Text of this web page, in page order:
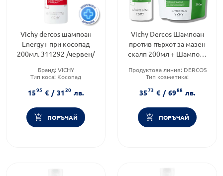
Vichy dercos шампоан
Energy+ при косопад
200мл. 311292 /червен/
Бранд: VICHY
Тип коса: Косопад
1595 € / 3120 лв.
ПОРЪЧАЙ
Vichy Dercos Шампоан
против пърхот за мазен
скалп 200мл + Шампоан
пълнител 390мл
Продуктова линия: DERCOS
Тип козметика:
Форма на продукта: шампоан
3573 € / 6988 лв.
ПОРЪЧАЙ